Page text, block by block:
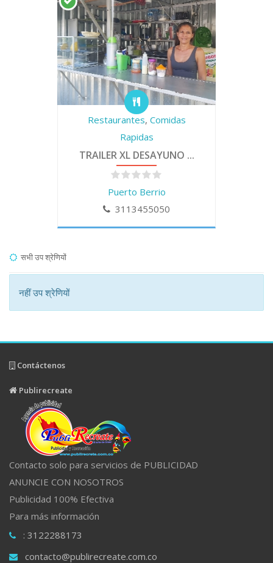
Restaurantes, Comidas
Rapidas
TRAILER XL DESAYUNO ...
Puerto Berrio
3113455050
सभी उप श्रेणियों
नहीं उप श्रेणियों
Contáctenos
Publirecreate
Contacto solo para servicios de PUBLICIDAD
ANUNCIE CON NOSOTROS
Publicidad 100% Efectiva
Para más información
: 3122288173
contacto@publirecreate.com.co